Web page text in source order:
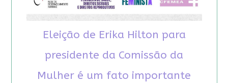
Eleição de Erika Hilton para
presidente da Comissão da
Mulher é um fato importante